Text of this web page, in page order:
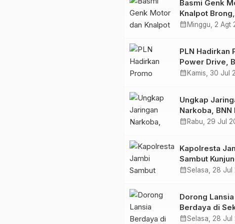
Semakin
Basmi Genk
Knalpot
Tanjab Barat
calendar_month Minggu, 2 Agt
PLN Hadirkan
Power Drive,
Diskon
calendar_month Kamis, 30 Jul
Ungkap
Narkoba,
Jambi dan Bea
Butir Ekstasi
Gram Sabu
calendar_month Rabu, 29 Jul
Kapolresta
Sambut
Ketua dan
Kolaborasi
calendar_monthSelasa, 28 Jul
Dorong Lansia
Berdaya di
Hijau,
calendar_monthSelasa, 28 Jul